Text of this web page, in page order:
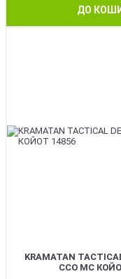
ДО
KRAMATAN
ССО МС